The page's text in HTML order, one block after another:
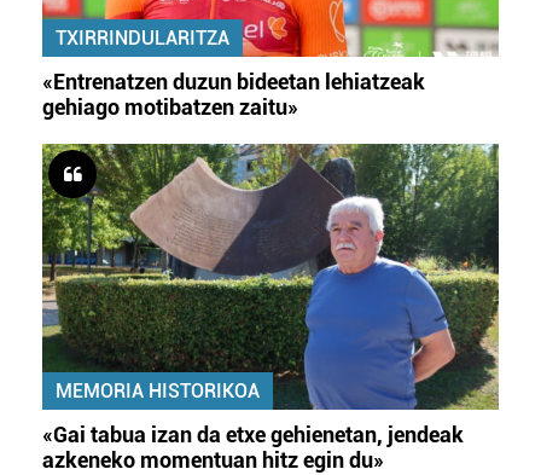
TXIRRINDULARITZA
«Entrenatzen duzun bideetan lehiatzeak
gehiago motibatzen zaitu»
MEMORIA HISTORIKOA
«Gai tabua izan da etxe gehienetan, jendeak
azkeneko momentuan hitz egin du»